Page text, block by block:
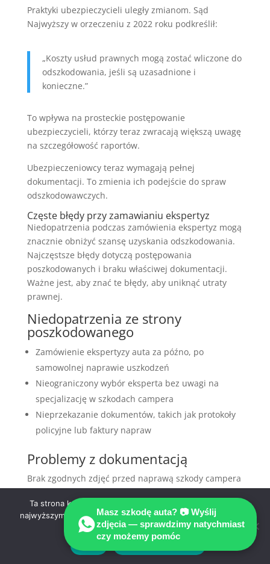
Praktyki ubezpieczycieli uległy zmianom. Sąd
Najwyższy w orzeczeniu z 2022 roku podkreślił:
„Koszty usłud prawnych mogą zostać wliczone do
odszkodowania, jeśli są uzasadnione i
konieczne.”
To wpływa na prosteckie postępowanie
ubezpieczycieli, którzy teraz zwracają większą uwagę
na szczegółowość raportów.
Ubezpieczeniowcy teraz wymagają pełnej
dokumentacji. To zmienia ich podejście do spraw
odszkodowawczych.
Częste błędy przy zamawianiu ekspertyz
Niedopatrzenia podczas zamówienia ekspertyz mogą
znacznie obniżyć szansę uzyskania odszkodowania.
Najczęstsze błędy dotyczą postępowania
poszkodowanych i braku właściwej dokumentacji.
Ważne jest, aby znać te błędy, aby uniknąć utraty
prawnej.
Niedopatrzenia ze strony
poszkodowanego
Zamówienie ekspertyzy auta za późno, po
samowolnej naprawie uszkodzeń
Nieograniczony wybór eksperta bez uwagi na
specjalizację w szkodach campera
Nieprzekazanie dokumentów, takich jak protokoły
policyjne lub faktury napraw
Problemy z dokumentacją
Brak zgodnych zdjęć przed naprawą szkody campera
często uniemożliwia wykrycie krytycznych uszkodzeń.
Wiele osób popełnia błąd, nie zbierając:
Historii poprzednich napraw
Koperty oryginalnych dokumentów wypadku
Masz szkodę auta? 📷 Wyślij
zdjęcia — sprawdzimy natychmiast
czy możemy pomóc
Ta strona korzysta z ciasteczek aby świadczyć usługi na
najwyższym poziomie. Dalsze korzystanie ze strony oznacza,
że zgadzasz się na ich użycie.